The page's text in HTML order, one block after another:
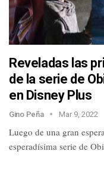
Reveladas las
de la serie de
en Disney Plus
Gino Peña Mar 9, 2022
Luego de una gran
esperadísima serie de